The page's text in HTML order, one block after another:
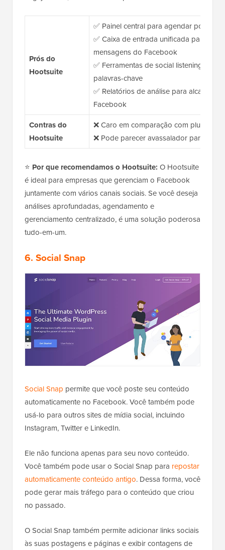
Prós do
Hootsuite
✅ Painel central para agendar posts
✅ Caixa de entrada unificada para
mensagens do Facebook
✅ Ferramentas de social listening para
palavras-chave
✅ Relatórios de análise para alcance,
Facebook
Contras do
Hootsuite
❌ Caro em comparação com plugins
❌ Pode parecer avassalador para
⭐ Por que recomendamos o Hootsuite: O Hootsuite
é ideal para empresas que gerenciam o Facebook
juntamente com vários canais sociais. Se você deseja
análises aprofundadas, agendamento e
gerenciamento centralizado, é uma solução poderosa
tudo-em-um.
6. Social Snap
Social Snap permite que você poste seu conteúdo
automaticamente no Facebook. Você também pode
usá-lo para outros sites de mídia social, incluindo
Instagram, Twitter e LinkedIn.
Ele não funciona apenas para seu novo conteúdo.
Você também pode usar o Social Snap para repostar
automaticamente conteúdo antigo. Dessa forma, você
pode gerar mais tráfego para o conteúdo que criou
no passado.
O Social Snap também permite adicionar links sociais
às suas postagens e páginas e exibir contagens de